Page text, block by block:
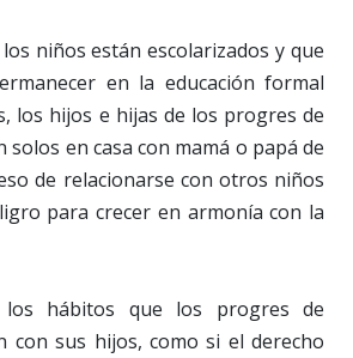
niños están escolarizados y que
en la educación formal
los hijos e hijas de los progres de
solos en casa con mamá o papá de
de relacionarse con otros niños
para crecer en armonía con la
hábitos que los progres de
con sus hijos, como si el derecho